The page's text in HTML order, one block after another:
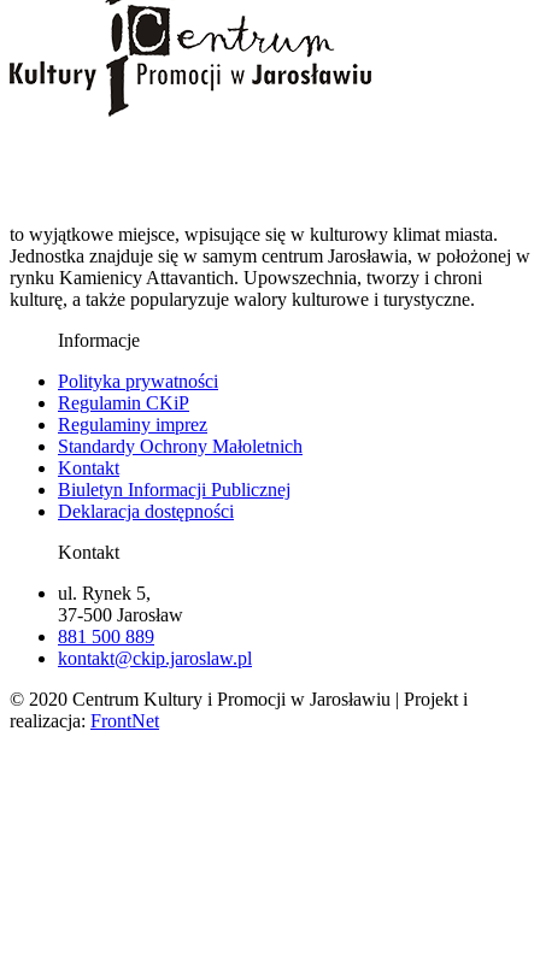
to wyjątkowe miejsce, wpisujące się w kulturowy klimat miasta.
Jednostka znajduje się w samym centrum Jarosławia, w położonej w
rynku Kamienicy Attavantich. Upowszechnia, tworzy i chroni
kulturę, a także popularyzuje walory kulturowe i turystyczne.
Informacje
Polityka prywatności
Regulamin CKiP
Regulaminy imprez
Standardy Ochrony Małoletnich
Kontakt
Biuletyn Informacji Publicznej
Deklaracja dostępności
Kontakt
ul. Rynek 5,
37-500 Jarosław
881 500 889
kontakt@ckip.jaroslaw.pl
© 2020 Centrum Kultury i Promocji w Jarosławiu | Projekt i
realizacja: FrontNet